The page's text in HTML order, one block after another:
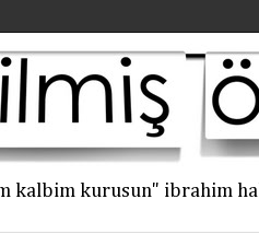
kalbim kurusun" ibrahim